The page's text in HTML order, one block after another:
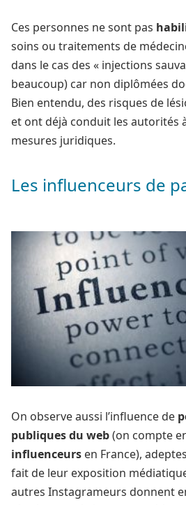
Ces personnes ne sont pas
soins ou traitements de
dans le cas des « injections
beaucoup) car non diplômées
Bien entendu, des risques de
et ont déjà conduit les autorités
mesures juridiques.
Les influenceurs de
On observe aussi l’influence de
publiques du web(on compte
influenceurs en France),
fait de leur exposition
autres Instagrameurs donnent